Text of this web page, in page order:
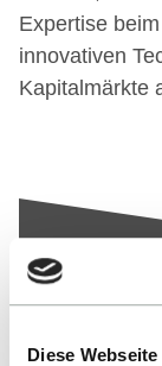
Diese
Expertise
innovativen
Kapitalmärkte